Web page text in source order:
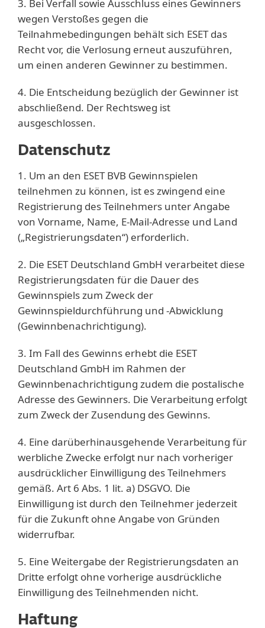
3. Bei Verfall sowie Ausschluss eines Gewinners
wegen Verstoßes gegen die
Teilnahmebedingungen behält sich ESET das
Recht vor, die Verlosung erneut auszuführen,
um einen anderen Gewinner zu bestimmen.
4. Die Entscheidung bezüglich der Gewinner ist
abschließend. Der Rechtsweg ist
ausgeschlossen.
Datenschutz
1. Um an den ESET BVB Gewinnspielen
teilnehmen zu können, ist es zwingend eine
Registrierung des Teilnehmers unter Angabe
von Vorname, Name, E-Mail-Adresse und Land
(„Registrierungsdaten“) erforderlich.
2. Die ESET Deutschland GmbH verarbeitet diese
Registrierungsdaten für die Dauer des
Gewinnspiels zum Zweck der
Gewinnspieldurchführung und -Abwicklung
(Gewinnbenachrichtigung).
3. Im Fall des Gewinns erhebt die ESET
Deutschland GmbH im Rahmen der
Gewinnbenachrichtigung zudem die postalische
Adresse des Gewinners. Die Verarbeitung erfolgt
zum Zweck der Zusendung des Gewinns.
4. Eine darüberhinausgehende Verarbeitung für
werbliche Zwecke erfolgt nur nach vorheriger
ausdrücklicher Einwilligung des Teilnehmers
gemäß. Art 6 Abs. 1 lit. a) DSGVO. Die
Einwilligung ist durch den Teilnehmer jederzeit
für die Zukunft ohne Angabe von Gründen
widerrufbar.
5. Eine Weitergabe der Registrierungsdaten an
Dritte erfolgt ohne vorherige ausdrückliche
Einwilligung des Teilnehmenden nicht.
Haftung